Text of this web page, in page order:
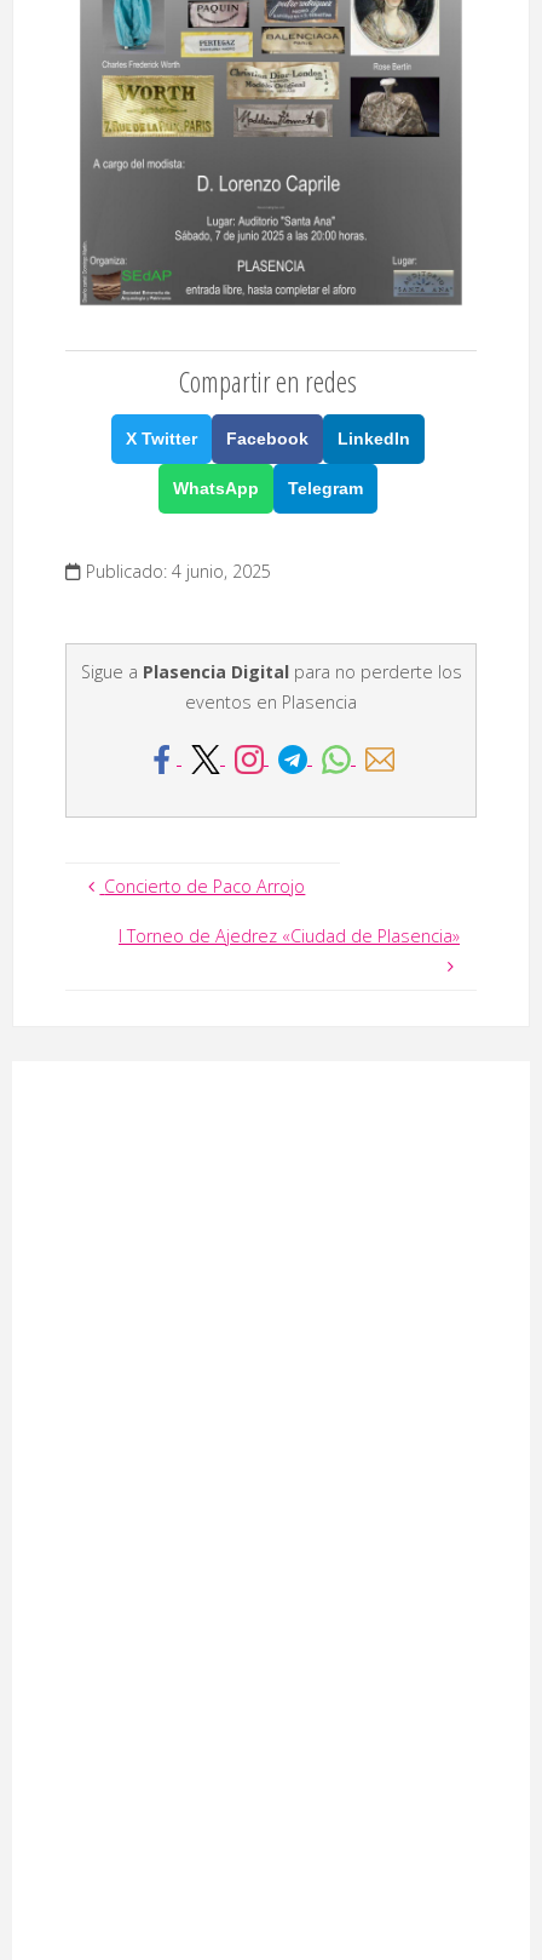
Compartir en redes
X Twitter Facebook LinkedIn
WhatsApp Telegram
Publicado: 4 junio, 2025
Sigue a Plasencia Digitalpara no perderte los
eventos en Plasencia
Concierto de Paco Arrojo
I Torneo de Ajedrez «Ciudad de Plasencia»